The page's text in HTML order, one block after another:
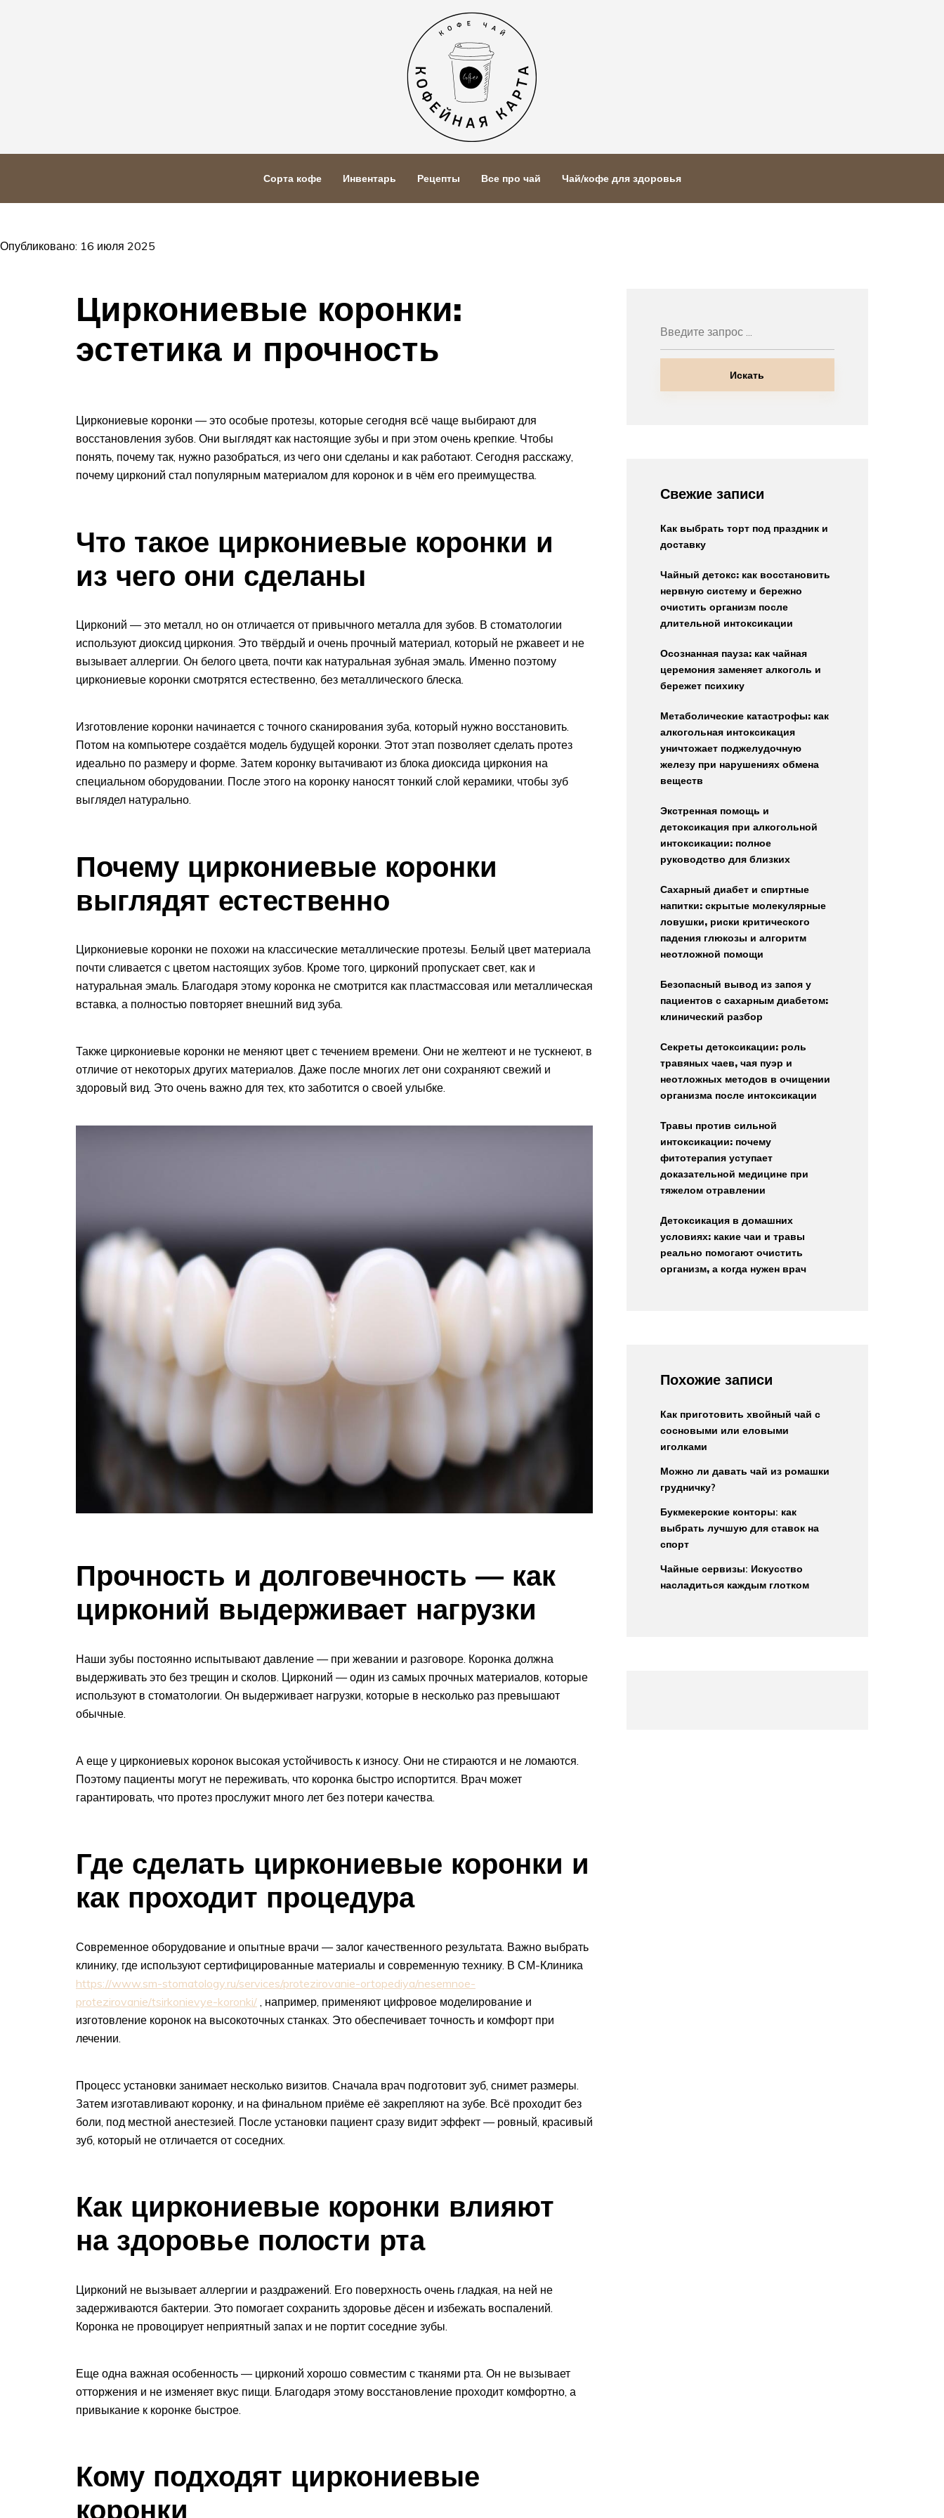
Сорта кофе Инвентарь Рецепты Все про чай Чай/кофе для здоровья
Опубликовано: 16 июля 2025
Циркониевые коронки:
эстетика и прочность
Циркониевые коронки — это особые протезы, которые сегодня всё чаще выбирают для
восстановления зубов. Они выглядят как настоящие зубы и при этом очень крепкие. Чтобы
понять, почему так, нужно разобраться, из чего они сделаны и как работают. Сегодня расскажу,
почему цирконий стал популярным материалом для коронок и в чём его преимущества.
Что такое циркониевые коронки и
из чего они сделаны
Цирконий — это металл, но он отличается от привычного металла для зубов. В стоматологии
используют диоксид циркония. Это твёрдый и очень прочный материал, который не ржавеет и не
вызывает аллергии. Он белого цвета, почти как натуральная зубная эмаль. Именно поэтому
циркониевые коронки смотрятся естественно, без металлического блеска.
Изготовление коронки начинается с точного сканирования зуба, который нужно восстановить.
Потом на компьютере создаётся модель будущей коронки. Этот этап позволяет сделать протез
идеально по размеру и форме. Затем коронку вытачивают из блока диоксида циркония на
специальном оборудовании. После этого на коронку наносят тонкий слой керамики, чтобы зуб
выглядел натурально.
Почему циркониевые коронки
выглядят естественно
Циркониевые коронки не похожи на классические металлические протезы. Белый цвет материала
почти сливается с цветом настоящих зубов. Кроме того, цирконий пропускает свет, как и
натуральная эмаль. Благодаря этому коронка не смотрится как пластмассовая или металлическая
вставка, а полностью повторяет внешний вид зуба.
Также циркониевые коронки не меняют цвет с течением времени. Они не желтеют и не тускнеют, в
отличие от некоторых других материалов. Даже после многих лет они сохраняют свежий и
здоровый вид. Это очень важно для тех, кто заботится о своей улыбке.
Прочность и долговечность — как
цирконий выдерживает нагрузки
Наши зубы постоянно испытывают давление — при жевании и разговоре. Коронка должна
выдерживать это без трещин и сколов. Цирконий — один из самых прочных материалов, которые
используют в стоматологии. Он выдерживает нагрузки, которые в несколько раз превышают
обычные.
А еще у циркониевых коронок высокая устойчивость к износу. Они не стираются и не ломаются.
Поэтому пациенты могут не переживать, что коронка быстро испортится. Врач может
гарантировать, что протез прослужит много лет без потери качества.
Где сделать циркониевые коронки и
как проходит процедура
Современное оборудование и опытные врачи — залог качественного результата. Важно выбрать
клинику, где используют сертифицированные материалы и современную технику. В СМ-Клиника
https://www.sm-stomatology.ru/services/protezirovanie-ortopediya/nesemnoe-
protezirovanie/tsirkonievye-koronki/ , например, применяют цифровое моделирование и
изготовление коронок на высокоточных станках. Это обеспечивает точность и комфорт при
лечении.
Процесс установки занимает несколько визитов. Сначала врач подготовит зуб, снимет размеры.
Затем изготавливают коронку, и на финальном приёме её закрепляют на зубе. Всё проходит без
боли, под местной анестезией. После установки пациент сразу видит эффект — ровный, красивый
зуб, который не отличается от соседних.
Как циркониевые коронки влияют
на здоровье полости рта
Цирконий не вызывает аллергии и раздражений. Его поверхность очень гладкая, на ней не
задерживаются бактерии. Это помогает сохранить здоровье дёсен и избежать воспалений.
Коронка не провоцирует неприятный запах и не портит соседние зубы.
Еще одна важная особенность — цирконий хорошо совместим с тканями рта. Он не вызывает
отторжения и не изменяет вкус пищи. Благодаря этому восстановление проходит комфортно, а
привыкание к коронке быстрое.
Кому подходят циркониевые
коронки
Искать
Свежие записи
Как выбрать торт под праздник и
доставку
Чайный детокс: как восстановить
нервную систему и бережно
очистить организм после
длительной интоксикации
Осознанная пауза: как чайная
церемония заменяет алкоголь и
бережет психику
Метаболические катастрофы: как
алкогольная интоксикация
уничтожает поджелудочную
железу при нарушениях обмена
веществ
Экстренная помощь и
детоксикация при алкогольной
интоксикации: полное
руководство для близких
Сахарный диабет и спиртные
напитки: скрытые молекулярные
ловушки, риски критического
падения глюкозы и алгоритм
неотложной помощи
Безопасный вывод из запоя у
пациентов с сахарным диабетом:
клинический разбор
Секреты детоксикации: роль
травяных чаев, чая пуэр и
неотложных методов в очищении
организма после интоксикации
Травы против сильной
интоксикации: почему
фитотерапия уступает
доказательной медицине при
тяжелом отравлении
Детоксикация в домашних
условиях: какие чаи и травы
реально помогают очистить
организм, а когда нужен врач
Похожие записи
Как приготовить хвойный чай с
сосновыми или еловыми
иголками
Можно ли давать чай из ромашки
грудничку?
Букмекерские конторы: как
выбрать лучшую для ставок на
спорт
Чайные сервизы: Искусство
насладиться каждым глотком